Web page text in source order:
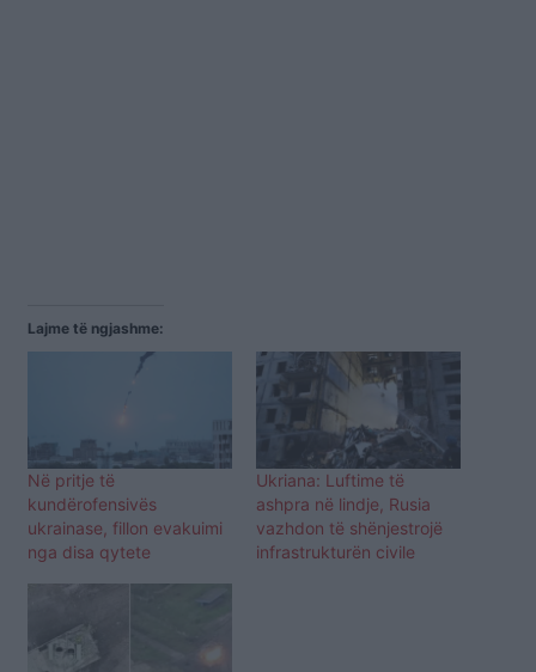
Lajme të ngjashme:
Në pritje të
kundërofensivës
ukrainase, fillon evakuimi
nga disa qytete
Ukriana: Luftime të
ashpra në lindje, Rusia
vazhdon të shënjestrojë
infrastrukturën civile